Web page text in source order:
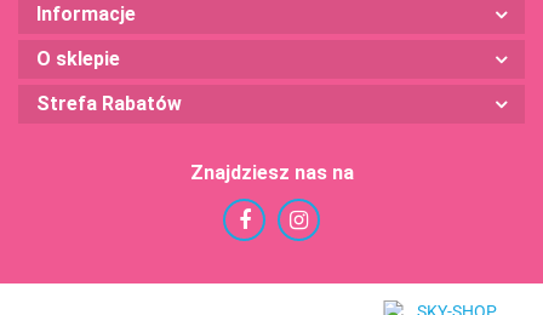
Informacje
O sklepie
Strefa Rabatów
Znajdziesz nas na